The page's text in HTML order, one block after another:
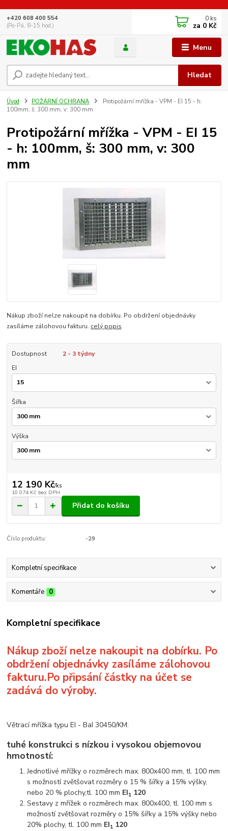
Menu
Hledat
+420 608 400 554
(Po-Pá, 8-15 hod.)
0 ks
za 0 Kč
Úvod POŽÁRNÍ OCHRANA
Protipožární mřížka - VPM - EI 15 - h:
100mm, š: 300 mm, v: 300 mm
Protipožární mřížka - VPM - EI 15
- h: 100mm, š: 300 mm, v: 300
mm
Nákup zboží nelze nakoupit na dobírku. Po obdržení objednávky
zasíláme zálohovou fakturu. celý popis
Dostupnost
2 - 3 týdny
EI
Šířka
Výška
12 190 Kč/ks
10 074 Kč bez DPH
Přidat do košíku
Číslo produktu: -29
Kompletní specifikace
Komentáře 0
Kompletní specifikace
Nákup zboží nelze nakoupit na dobírku. Po
obdržení objednávky zasíláme zálohovou
fakturu.Po připsání částky na účet se
zadává do výroby.
Větrací mřížka typu EI - BaI 30450/KM:
tuhé konstrukci s nízkou i vysokou objemovou
hmotností:
Jednotlivé mřížky o rozměrech max. 800x400 mm, tl. 100 mm
s možností zvětšovat rozměry o 15 % šířky a 15% výšky,
nebo 20 % plochy,tl. 100 mm EI1 120
Sestavy z mřížek o rozměrech max. 800x400, tl. 100 mm s
možností zvětšovat rozměry o 15% šířky a 15% výšky nebo
20% plochy, tl. 100 mm EI1 120